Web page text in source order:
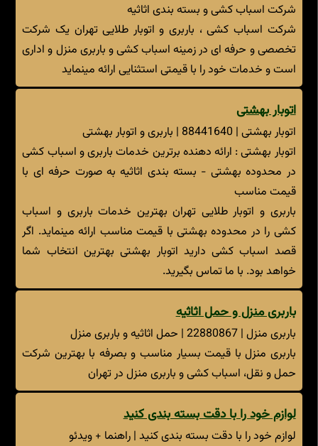
شرکت اسباب کشی و بسته بندی اثاثیه
شرکت اسباب کشی ، باربری و اتوبار طلایی تهران یک شرکت
تخصصی و حرفه ای در زمینه اسباب کشی و باربری منزل و اداری
است و خدمات خود را با قیمتی استثنایی ارائه مینماید
اتوبار بهشتی
اتوبار بهشتی | 88441640 | باربری و اتوبار بهشتی
اتوبار بهشتی : ارائه دهنده برترین خدمات باربری و اسباب کشی
در محدوده بهشتی - بسته بندی اثاثیه به صورت حرفه ای با
قیمت مناسب
باربری و اتوبار طلایی تهران بهترین خدمات باربری و اسباب
کشی را در محدوده بهشتی با قیمت مناسب ارائه مینماید. اگر
قصد اسباب کشی دارید اتوبار بهشتی بهترین انتخاب شما
خواهد بود. با ما تماس بگیرید.
باربری منزل و حمل اثاثیه
باربری منزل | 22880867 | حمل اثاثیه و باربری منزل
باربری منزل با قیمت بسیار مناسب و بصرفه با بهترین شرکت
حمل و نقل، اسباب کشی و باربری منزل در تهران
لوازم خود را با دقت بسته بندی کنید
لوازم خود را با دقت بسته بندی کنید | راهنما + ویدئو